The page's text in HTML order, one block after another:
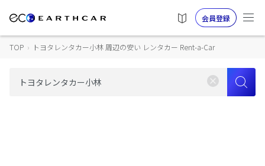
会員登録
TOP › トヨタレンタカー小林 周辺の安い レンタカー Rent-a-Car